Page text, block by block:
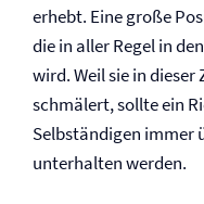
erhebt. Eine große
die in aller Regel in den
wird. Weil sie in
schmälert, sollte ein
Selbständigen immer
unterhalten werden.